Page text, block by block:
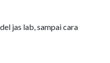
jas lab, sampai cara